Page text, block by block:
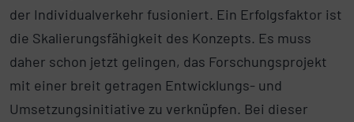
der Individualverkehr fusioniert. Ein Erfolgsfaktor ist
die Skalierungsfähigkeit des Konzepts. Es muss
daher schon jetzt gelingen, das Forschungsprojekt
mit einer breit getragen Entwicklungs- und
Umsetzungsinitiative zu verknüpfen. Bei dieser